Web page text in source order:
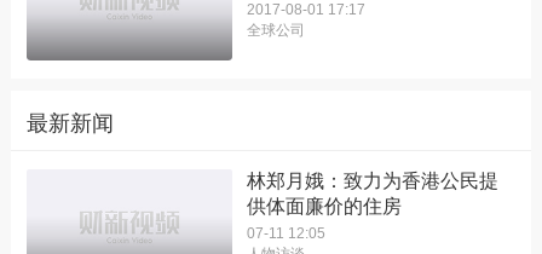
2017-08-01 17:17
全球公司
最新新闻
林郑月娥：致力为香港公民提
供体面廉价的住房
07-11 12:05